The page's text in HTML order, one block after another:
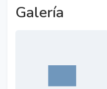
Galería